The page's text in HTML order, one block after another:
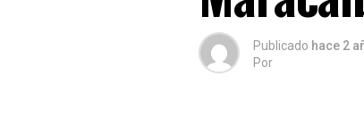
Publicado hace 2
Por